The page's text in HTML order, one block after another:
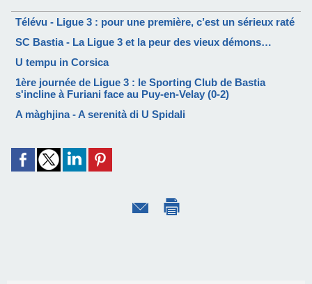
Télévu - Ligue 3 : pour une première, c’est un sérieux raté
SC Bastia - La Ligue 3 et la peur des vieux démons…
U tempu in Corsica
1ère journée de Ligue 3 : le Sporting Club de Bastia
s'incline à Furiani face au Puy-en-Velay (0-2)
A màghjina - A serenità di U Spidali